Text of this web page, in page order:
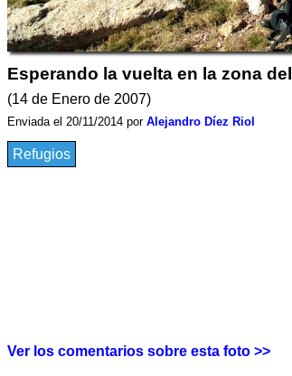
Esperando la vuelta en la zona
(14 de Enero de 2007)
Enviada el 20/11/2014 por Alejandro Díez Riol
Refugios
Ver los comentarios sobre esta foto >>